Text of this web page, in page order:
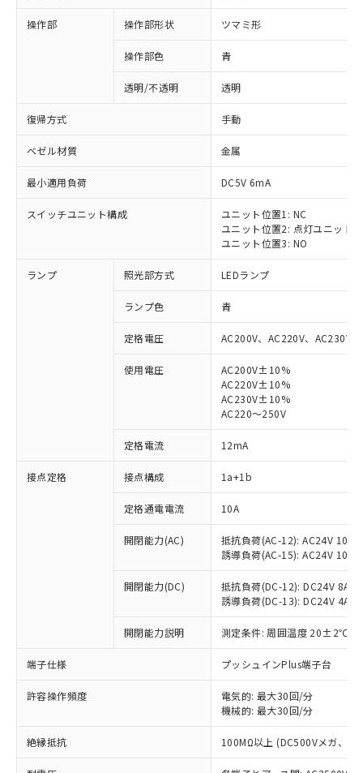
操作部 操作部形状 ツマミ形
操作部色 青
透明/不透明 透明
復帰方式 手動
ベゼル材質 金属
最小適用負荷 DC5V 6mA
スイッチユニット構成
ユニット位置1: NC
ユニット位置2: 点灯ユニット
ユニット位置3: NO
ランプ 照光部方式 LEDランプ
ランプ色 青
定格電圧 AC200V、AC220V、AC230V
使用電圧
AC200V±10%
AC220V±10%
AC230V±10%
AC220～250V
定格電流 12mA
接点定格 接点構成 1a+1b
定格通電電流 10A
開閉能力(AC)
抵抗負荷(AC-12): AC24V 10A/
誘導負荷(AC-15): AC24V
開閉能力(DC)
抵抗負荷(DC-12): DC24V 8A/
誘導負荷(DC-13): DC24V 4A/
開閉能力説明 測定条件: 周囲温度 20±2℃、
端子仕様 プッシュインPlus端子台
許容操作頻度
電気的: 最大30回/分
機械的: 最大30回/分
絶縁抵抗 100MΩ以上 (DC500Vメガ、点
ご利用条件
以下の条件をお読みいただき、同意のうえ
本サービスは、当社制御機器事業取扱
商品の当社在庫状況および標準価格
(税抜)を提供させていただくもので
当社制御機器事業取扱商品の中には、
本サービスの対象外となる商品もある
対応済み：EU RoHS指令（10物質）の
非含有に対応した製品が提供可能な商品で
対応予定：EU RoHS指令（10物質）の非含
有に対応した製品に切り替える予定のある
対応予定なし：EU RoHS指令（10物質）の
非含有に非対応の商品で、対応品を出す予
定はありません。
調査・確認中：EU RoHS指令（10物質）の
非含有の対応状況を調査中または確認中の
非該当品：ライセンス料など無形物で、有
害物質有無と関係のない商品です。
仕入先様の事情により、非含有部品として
※1 中国RoHS○×表
「○」：最大均質材料含有率が中国RoHSの
基準値以下であることを示します。
「×」：最大均質材料含有率が中国RoHSの